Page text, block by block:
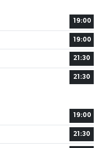
19:00
19:00
21:30
21:30
19:00
21:30